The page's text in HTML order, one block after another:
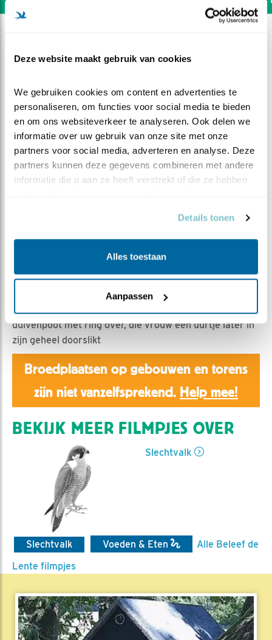
Deze website maakt gebruik van cookies
We gebruiken cookies om content en advertenties te
personaliseren, om functies voor social media te bieden
en om ons websiteverkeer te analyseren. Ook delen we
informatie over uw gebruik van onze site met onze
partners voor social media, adverteren en analyse. Deze
partners kunnen deze gegevens combineren met andere
informatie die u aan ze heeft verstrekt of die ze hebben
Details tonen
Alles toestaan
Aanpassen
Daar gaat de poot
Aaltje | Geplaatst op 25 april 2020, 20:27 |
Vind ik
Bij het voeren van rond 17.00 uur blijft er een
duivenpoot met ring over, die vrouw een uurtje later in
zijn geheel doorslikt
Broedplaatsen op gebouwen en torens
zijn niet vanzelfsprekend. Help mee!
BEKIJK MEER FILMPJES OVER
Slechtvalk
Slechtvalk Voeden & Eten
Alle Beleef de
Lente filmpjes